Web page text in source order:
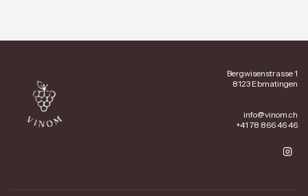
Bergwisenstrasse 1
8123 Ebmatingen
info@vinom.ch
+41 78 866 46 46